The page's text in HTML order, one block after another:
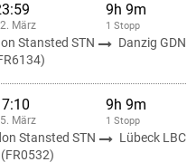
März
9h 9m
1 Stopp
Stansted STN
Danzig GDN
März
9h 9m
1 Stopp
Stansted STN
Lübeck LBC